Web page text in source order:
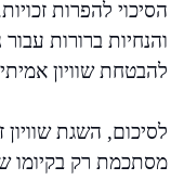
הסיכוי להפרות
והנחיות ברורות
להבטחת שוויון
לסיכום, השגת
מסתכמת רק בקיומו